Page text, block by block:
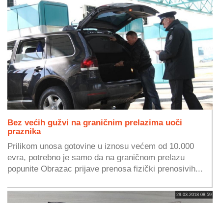
Bez većih gužvi na graničnim prelazima uoči
praznika
Prilikom unosa gotovine u iznosu većem od 10.000
evra, potrebno je samo da na graničnom prelazu
popunite Obrazac prijave prenosa fizički prenosivih...
29.03.2018 08:59